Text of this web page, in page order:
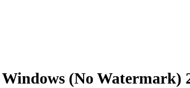
(No Watermark)